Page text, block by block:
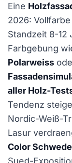
Eine
2026:
Standzeit 8-12
Farbgebung
Polarweiss
aller Holz-
Tendenz
Nordic-Weiß-
Lasur
Color
Sued-